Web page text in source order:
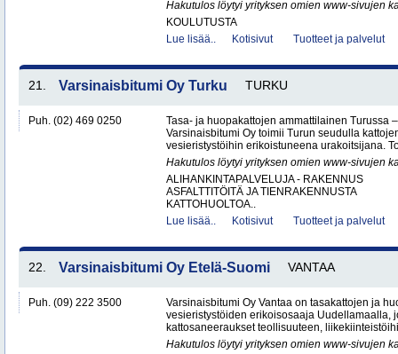
Hakutulos löytyi yrityksen omien www-sivujen
KOULUTUSTA
Lue lisää..
Kotisivut Tuotteet ja palvelut
21. Varsinaisbitumi Oy Turku TURKU
Puh. (02) 469 0250
Tasa- ja huopakattojen ammattilainen Turussa
Varsinaisbitumi Oy toimii Turun seudulla
vesieristystöihin erikoistuneena urakoitsijana.
Hakutulos löytyi yrityksen omien www-sivujen
ALIHANKINTAPALVELUJA - RAKENNUS
ASFALTTITÖITÄ JA TIENRAKENNUSTA
KATTOHUOLTOA..
Lue lisää..
Kotisivut Tuotteet ja palvelut
22. Varsinaisbitumi Oy Etelä-Suomi VANTAA
Puh. (09) 222 3500
Varsinaisbitumi Oy Vantaa on tasakattojen ja
vesieristystöiden erikoisosaaja Uudellamaalla,
kattosaneeraukset teollisuuteen,
Hakutulos löytyi yrityksen omien www-sivujen